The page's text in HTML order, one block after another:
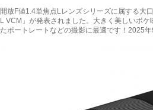
開放F値1.4単焦点Lレンズシリーズに属する大
L VCM」が発表されました。大きく美しいボ
たポートレートなどの撮影に最適です！2025